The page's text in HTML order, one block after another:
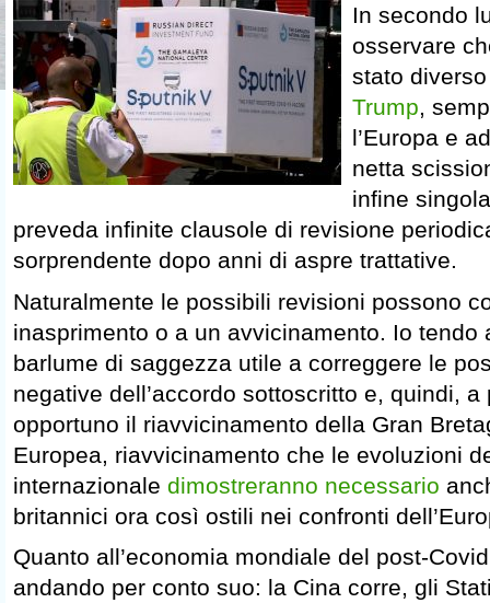
In secondo
osservare
stato
Trump,
l’Europa e
netta
infine
preveda infinite clausole di revisione
sorprendente dopo anni di aspre trattative.
Naturalmente le possibili revisioni possono
inasprimento o a un avvicinamento. Io tendo
barlume di saggezza utile a correggere le
negative dell’accordo sottoscritto e, quindi,
opportuno il riavvicinamento della Gran
Europea, riavvicinamento che le evoluzioni
internazionale dimostreranno necessario
britannici ora così ostili nei confronti
Quanto all’economia mondiale del post-
andando per conto suo: la Cina corre, gli